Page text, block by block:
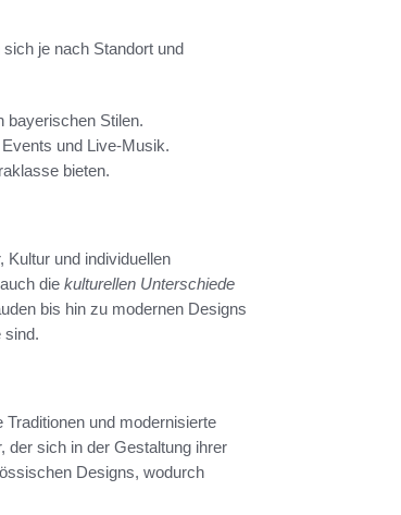
je nach Standort und
bayerischen Stilen.
und Live-Musik.
bieten.
Kultur und individuellen
die kulturellen Unterschiede
bis hin zu modernen Designs
sind.
und modernisierte
der sich in der Gestaltung ihrer
Designs, wodurch